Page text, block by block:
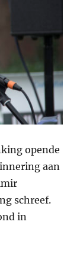
opende
aan
schreef.
in